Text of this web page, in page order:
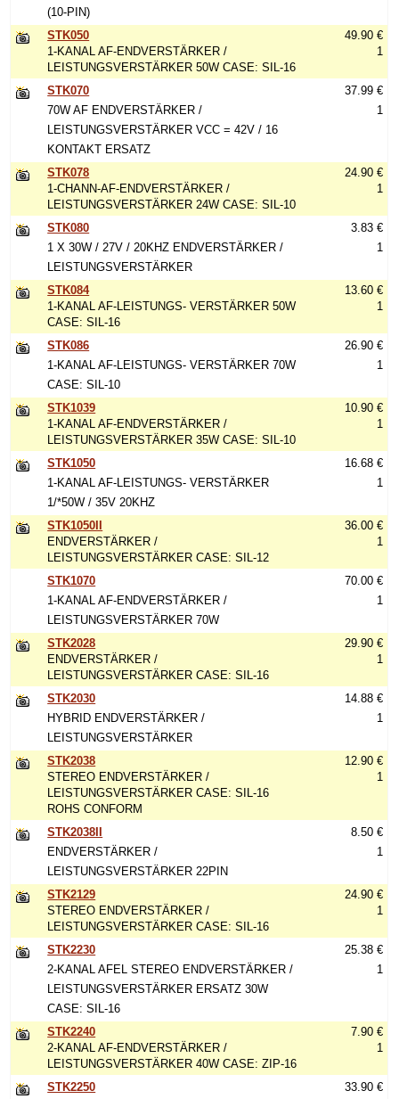
(10-PIN)
STK050
1-KANAL AF-ENDVERSTÄRKER /
LEISTUNGSVERSTÄRKER 50W CASE: SIL-16
49.90 €
1
STK070
70W AF ENDVERSTÄRKER /
LEISTUNGSVERSTÄRKER VCC = 42V / 16
KONTAKT ERSATZ
37.99 €
1
STK078
1-CHANN-AF-ENDVERSTÄRKER /
LEISTUNGSVERSTÄRKER 24W CASE: SIL-10
24.90 €
1
STK080
1 X 30W / 27V / 20KHZ ENDVERSTÄRKER /
LEISTUNGSVERSTÄRKER
3.83 €
1
STK084
1-KANAL AF-LEISTUNGS- VERSTÄRKER 50W
CASE: SIL-16
13.60 €
1
STK086
1-KANAL AF-LEISTUNGS- VERSTÄRKER 70W
CASE: SIL-10
26.90 €
1
STK1039
1-KANAL AF-ENDVERSTÄRKER /
LEISTUNGSVERSTÄRKER 35W CASE: SIL-10
10.90 €
1
STK1050
1-KANAL AF-LEISTUNGS- VERSTÄRKER
1/*50W / 35V 20KHZ
16.68 €
1
STK1050II
ENDVERSTÄRKER /
LEISTUNGSVERSTÄRKER CASE: SIL-12
36.00 €
1
STK1070
1-KANAL AF-ENDVERSTÄRKER /
LEISTUNGSVERSTÄRKER 70W
70.00 €
1
STK2028
ENDVERSTÄRKER /
LEISTUNGSVERSTÄRKER CASE: SIL-16
29.90 €
1
STK2030
HYBRID ENDVERSTÄRKER /
LEISTUNGSVERSTÄRKER
14.88 €
1
STK2038
STEREO ENDVERSTÄRKER /
LEISTUNGSVERSTÄRKER CASE: SIL-16
ROHS CONFORM
12.90 €
1
STK2038II
ENDVERSTÄRKER /
LEISTUNGSVERSTÄRKER 22PIN
8.50 €
1
STK2129
STEREO ENDVERSTÄRKER /
LEISTUNGSVERSTÄRKER CASE: SIL-16
24.90 €
1
STK2230
2-KANAL AFEL STEREO ENDVERSTÄRKER /
LEISTUNGSVERSTÄRKER ERSATZ 30W
CASE: SIL-16
25.38 €
1
STK2240
2-KANAL AF-ENDVERSTÄRKER /
LEISTUNGSVERSTÄRKER 40W CASE: ZIP-16
7.90 €
1
STK2250
33.90 €